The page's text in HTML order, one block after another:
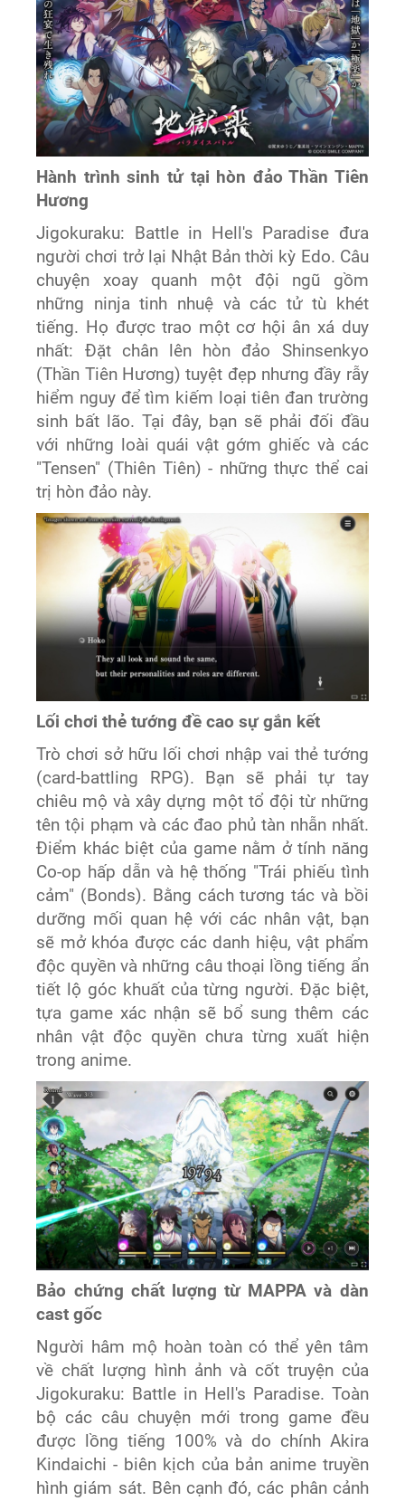
Hành trình sinh tử tại hòn đảo Thần Tiên
Hương
Jigokuraku: Battle in Hell's Paradise đưa
người chơi trở lại Nhật Bản thời kỳ Edo. Câu
chuyện xoay quanh một đội ngũ gồm
những ninja tinh nhuệ và các tử tù khét
tiếng. Họ được trao một cơ hội ân xá duy
nhất: Đặt chân lên hòn đảo Shinsenkyo
(Thần Tiên Hương) tuyệt đẹp nhưng đầy rẫy
hiểm nguy để tìm kiếm loại tiên đan trường
sinh bất lão. Tại đây, bạn sẽ phải đối đầu
với những loài quái vật gớm ghiếc và các
"Tensen" (Thiên Tiên) - những thực thể cai
trị hòn đảo này.
Lối chơi thẻ tướng đề cao sự gắn kết
Trò chơi sở hữu lối chơi nhập vai thẻ tướng
(card-battling RPG). Bạn sẽ phải tự tay
chiêu mộ và xây dựng một tổ đội từ những
tên tội phạm và các đao phủ tàn nhẫn nhất.
Điểm khác biệt của game nằm ở tính năng
Co-op hấp dẫn và hệ thống "Trái phiếu tình
cảm" (Bonds). Bằng cách tương tác và bồi
dưỡng mối quan hệ với các nhân vật, bạn
sẽ mở khóa được các danh hiệu, vật phẩm
độc quyền và những câu thoại lồng tiếng ẩn
tiết lộ góc khuất của từng người. Đặc biệt,
tựa game xác nhận sẽ bổ sung thêm các
nhân vật độc quyền chưa từng xuất hiện
trong anime.
Bảo chứng chất lượng từ MAPPA và dàn
cast gốc
Người hâm mộ hoàn toàn có thể yên tâm
về chất lượng hình ảnh và cốt truyện của
Jigokuraku: Battle in Hell's Paradise. Toàn
bộ các câu chuyện mới trong game đều
được lồng tiếng 100% và do chính Akira
Kindaichi - biên kịch của bản anime truyền
hình giám sát. Bên cạnh đó, các phân cảnh